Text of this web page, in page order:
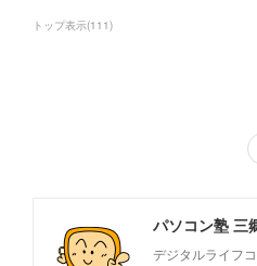
トップ表示(111)
パソコン塾 三
デジタルライフ